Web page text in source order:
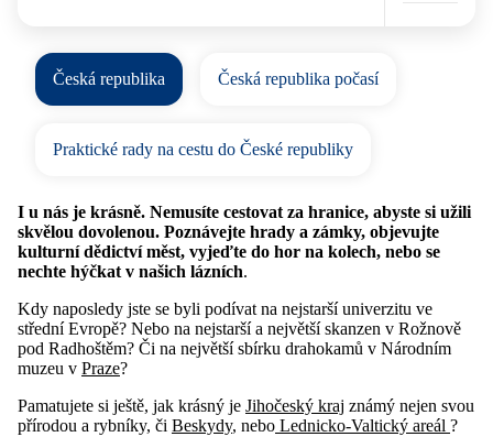
Česká republika Česká republika počasí
Praktické rady na cestu do České republiky
I u nás je krásně. Nemusíte cestovat za hranice, abyste si užili
skvělou dovolenou. Poznávejte hrady a zámky, objevujte
kulturní dědictví měst, vyjeďte do hor na kolech, nebo se
nechte hýčkat v našich lázních.
Kdy naposledy jste se byli podívat na nejstarší univerzitu ve
střední Evropě? Nebo na nejstarší a největší skanzen v Rožnově
pod Radhoštěm? Či na největší sbírku drahokamů v Národním
muzeu v Praze?
Pamatujete si ještě, jak krásný je Jihočeský kraj známý nejen svou
přírodou a rybníky, či Beskydy, nebo Lednicko-Valtický areál ?